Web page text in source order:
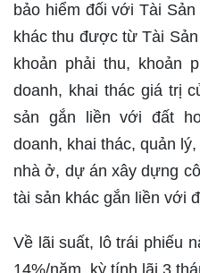
bảo hiểm đối với Tài
khác thu được từ Tài
khoản phải thu, khoản
doanh, khai thác giá trị
sản gắn liền với đất
doanh, khai thác, quản
nhà ở, dự án xây dựng
tài sản khác gắn liền với
Về lãi suất, lô trái phiếu